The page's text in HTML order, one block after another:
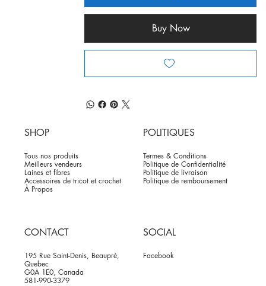
Buy Now
SHOP
Tous nos produits
Meilleurs vendeurs
Laines et fibres
Accessoires de tricot et crochet
À Propos
POLITIQUES
Termes & Conditions
Politique de Confidentialité
Politique de livraison
Politique de remboursement
CONTACT
195 Rue Saint-Denis, Beaupré,
Quebec
G0A 1E0, Canada
581-990-3379
SOCIAL
Facebook